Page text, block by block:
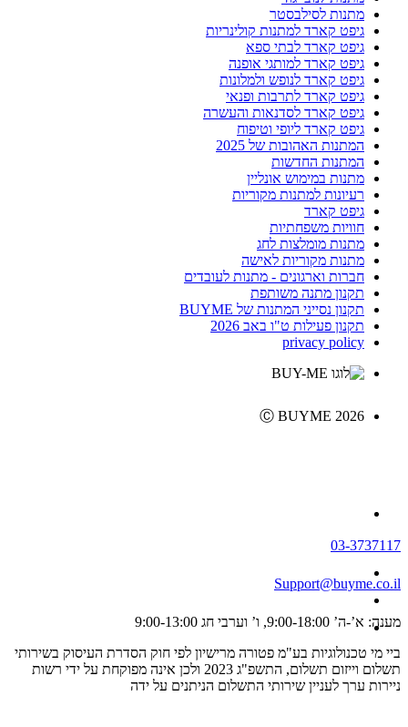
מתנות לסילבסטר
גיפט קארד למתנות קולינריות
גיפט קארד לבתי ספא
גיפט קארד למותגי אופנה
גיפט קארד לנופש ולמלונות
גיפט קארד לתרבות ופנאי
גיפט קארד לסדנאות והעשרה
גיפט קארד ליופי וטיפוח
המתנות האהובות של 2025
המתנות החדשות
מתנות במימוש אונליין
רעיונות למתנות מקוריות
גיפט קארד
חוויות משפחתיות
מתנות מומלצות לחג
מתנות מקוריות לאישה
חברות וארגונים - מתנות לעובדים
תקנון מתנה משותפת
תקנון נסייני המתנות של BUYME
תקנון פעילות ט"ו באב 2026
privacy policy
Ⓒ BUYME 2026
03-3737117
Support@buyme.co.il
מענה: א’-ה’ 9:00-18:00, ו’ וערבי חג 9:00-13:00
ביי מי טכנולוגיות בע"מ פטורה מרישיון לפי חוק הסדרת העיסוק בשירותי
תשלום וייזום תשלום, התשפ"ג 2023 ולכן אינה מפוקחת על ידי רשות
ניירות ערך לעניין שירותי התשלום הניתנים על ידה